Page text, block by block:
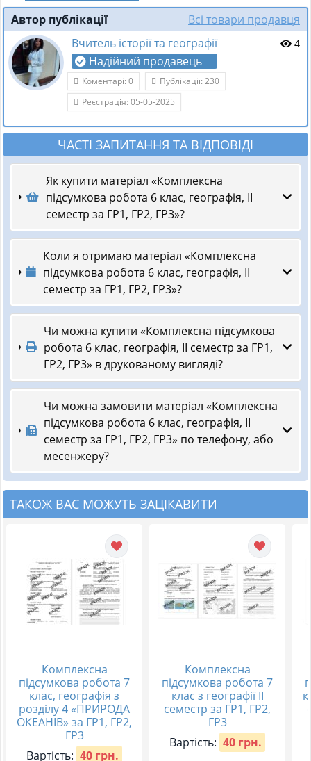
Автор публікації
Всі товари продавця
Вчитель історії та географії
Надійний продавець
4
Коментарі: 0
Публікації: 230
Реєстрація: 05-05-2025
ЧАСТІ ЗАПИТАННЯ ТА ВІДПОВІДІ
Як купити матеріал «Комплексна
підсумкова робота 6 клас, географія, ІІ
семестр за ГР1, ГР2, ГР3»?
Коли я отримаю матеріал «Комплексна
підсумкова робота 6 клас, географія, ІІ
семестр за ГР1, ГР2, ГР3»?
Чи можна купити «Комплексна підсумкова
робота 6 клас, географія, ІІ семестр за ГР1,
ГР2, ГР3» в друкованому вигляді?
Чи можна замовити матеріал «Комплексна
підсумкова робота 6 клас, географія, ІІ
семестр за ГР1, ГР2, ГР3» по телефону, або
месенжеру?
ТАКОЖ ВАС МОЖУТЬ ЗАЦІКАВИТИ
Комплексна
підсумкова робота 7
клас, географія з
розділу 4 «ПРИРОДА
ОКЕАНІВ» за ГР1, ГР2,
ГР3
Вартість: 40 грн.
Комплексна
підсумкова робота 7
клас з географії ІІ
семестр за ГР1, ГР2,
ГР3
Вартість: 40 грн.